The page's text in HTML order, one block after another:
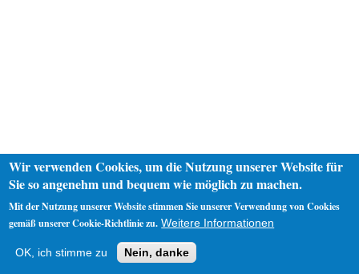
Impressum
Wir verwenden Cookies, um die Nutzung unserer Website für
Sie so angenehm und bequem wie möglich zu machen.
Mit der Nutzung unserer Website stimmen Sie unserer Verwendung von Cookies
gemäß unserer Cookie-Richtlinie zu. Weitere Informationen
OK, ich stimme zu Nein, danke